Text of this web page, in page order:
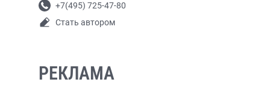
+7(495) 725-47-80
Стать автором
РЕКЛАМА